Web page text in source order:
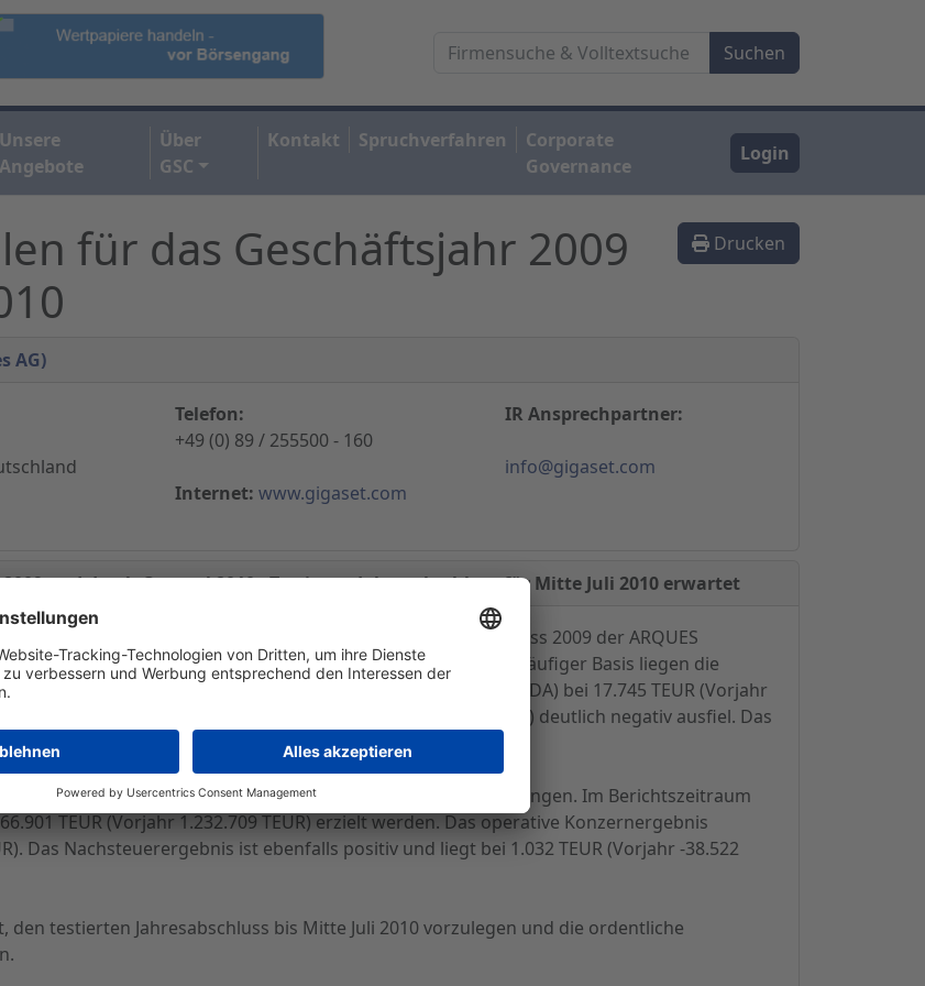
Unsere
Angebote
Über
GSC
Kontakt Spruchverfahren
Corporate
Governance
Login
Drucken
für das Geschäftsjahr 2009
AG)
Telefon:
+49 (0) 89 / 255500 - 160
Internet: www.gigaset.com
IR Ansprechpartner:
info@gigaset.com
und das 1. Quartal 2010 - Testierter Jahresabschluss für Mitte Juli 2010 erwartet
Portfoliobereinigung hat im Jahresabschluss 2009 der ARQUES
und Forderungsverlusten geführt. Auf vorläufiger Basis liegen die
(Vorjahr 5.505.026 TEUR) und das operative Ergebnis (EBITDA) bei 17.745 TEUR (Vorjahr
und Zinsen (EBIT) mit -139.775 TEUR (Vorjahr -115.512 TEUR) deutlich negativ ausfiel. Das
-145.726 TEUR).
den positiven operativen Trend der ARQUES Beteiligungen. Im Berichtszeitraum
TEUR (Vorjahr 1.232.709 TEUR) erzielt werden. Das operative Konzernergebnis
Das Nachsteuerergebnis ist ebenfalls positiv und liegt bei 1.032 TEUR (Vorjahr -38.522
den testierten Jahresabschluss bis Mitte Juli 2010 vorzulegen und die ordentliche